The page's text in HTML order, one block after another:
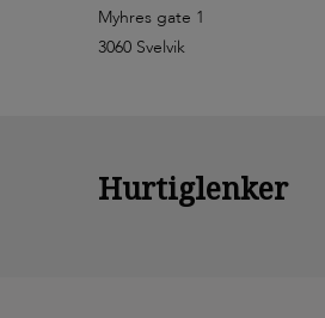
Myhres gate 1
3060 Svelvik
Hurtiglenker